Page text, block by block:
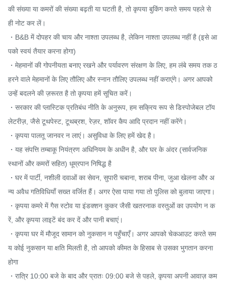
की संख्या या कमरों की संख्या बढ़ती या घटती है, तो कृपया बुकिंग करते समय पहले से
ही नोट कर लें।
・B&B में दोपहर की चाय और नाश्ता उपलब्ध है, लेकिन नाश्ता उपलब्ध नहीं है (इसे आ
पको स्वयं तैयार करना होगा)
・मेहमानों की गोपनीयता बनाए रखने और पर्यावरण संरक्षण के लिए, हम लंबे समय तक ठ
हरने वाले मेहमानों के लिए तौलिए और स्नान तौलिए उपलब्ध नहीं कराएंगे। अगर आपको
उन्हें बदलने की ज़रूरत है तो कृपया हमें सूचित करें।
・सरकार की प्लास्टिक प्रतिबंध नीति के अनुरूप, हम सक्रिय रूप से डिस्पोजेबल टॉय
लेटरीज़, जैसे टूथपेस्ट, टूथब्रश, रेज़र, शॉवर कैप आदि प्रदान नहीं करेंगे।
・कृपया पालतू जानवर न लाएं। असुविधा के लिए हमें खेद है।
・यह संपत्ति तम्बाकू नियंत्रण अधिनियम के अधीन है, और घर के अंदर (सार्वजनिक
स्थानों और कमरों सहित) धूम्रपान निषिद्ध है
・घर में पार्टी, नशीली दवाओं का सेवन, सुपारी चबाना, शराब पीना, जुआ खेलना और अ
न्य अवैध गतिविधियाँ सख्त वर्जित हैं। अगर ऐसा पाया गया तो पुलिस को बुलाया जाएगा।
・कृपया कमरे में गैस स्टोव या इंडक्शन कुकर जैसी खतरनाक वस्तुओं का उपयोग न क
रें, और कृपया लाइटें बंद कर दें और पानी बचाएं।
・कृपया घर में मौजूद सामान को नुकसान न पहुँचाएँ। अगर आपको चेकआउट करते सम
य कोई नुकसान या क्षति मिलती है, तो आपको कीमत के हिसाब से उसका भुगतान करना
होगा
・रात्रि 10:00 बजे के बाद और प्रातः 09:00 बजे से पहले, कृपया अपनी आवाज़ कम